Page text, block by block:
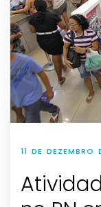
11 DE DEZEMBRO